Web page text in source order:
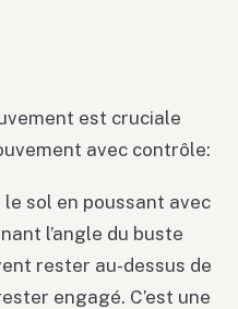
est cruciale
avec contrôle:
le sol en poussant avec
l’angle du buste
rester au-dessus de
engagé. C’est une